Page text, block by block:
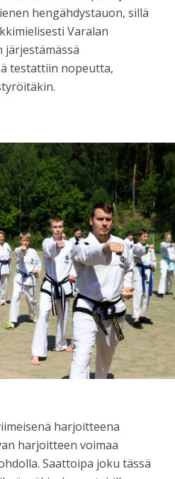
hengähdystauon, sillä
Varalan
testattiin nopeutta,
harjoitteena
harjoitteen voimaa
Saattoipa joku tässä